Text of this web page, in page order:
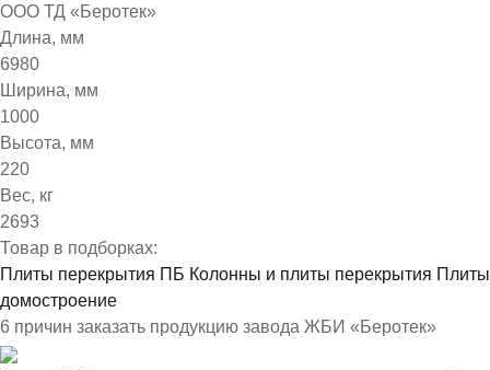
ООО ТД «Беротек»
Длина, мм
6980
Ширина, мм
1000
Высота, мм
220
Вес, кг
2693
Товар в подборках:
Плиты перекрытия ПБ Колонны и плиты перекрытия
домостроение
6 причин заказать продукцию завода ЖБИ «Беротек»